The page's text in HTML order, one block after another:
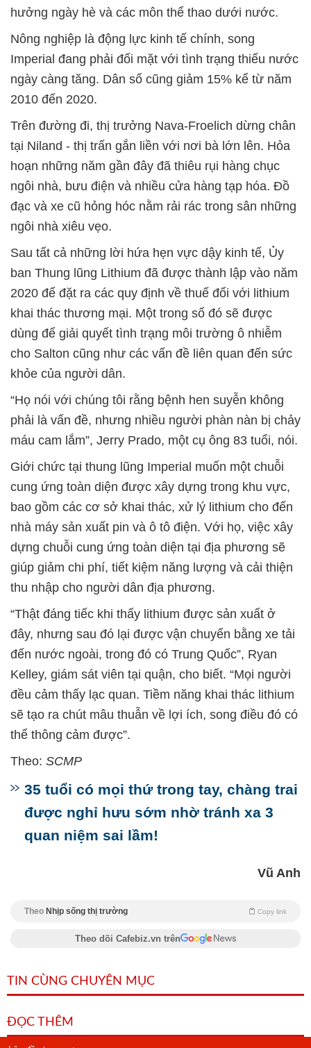
hưởng ngày hè và các môn thể thao dưới nước.
Nông nghiệp là động lực kinh tế chính, song
Imperial đang phải đối mặt với tình trạng thiếu nước
ngày càng tăng. Dân số cũng giảm 15% kể từ năm
2010 đến 2020.
Trên đường đi, thị trưởng Nava-Froelich dừng chân
tại Niland - thị trấn gắn liền với nơi bà lớn lên. Hỏa
hoạn những năm gần đây đã thiêu rụi hàng chục
ngôi nhà, bưu điện và nhiều cửa hàng tạp hóa. Đồ
đạc và xe cũ hỏng hóc nằm rải rác trong sân những
ngôi nhà xiêu vẹo.
Sau tất cả những lời hứa hẹn vực dậy kinh tế, Ủy
ban Thung lũng Lithium đã được thành lập vào năm
2020 để đặt ra các quy định về thuế đối với lithium
khai thác thương mại. Một trong số đó sẽ được
dùng để giải quyết tình trạng môi trường ô nhiễm
cho Salton cũng như các vấn đề liên quan đến sức
khỏe của người dân.
“Họ nói với chúng tôi rằng bệnh hen suyễn không
phải là vấn đề, nhưng nhiều người phàn nàn bị chảy
máu cam lắm”, Jerry Prado, một cụ ông 83 tuổi, nói.
Giới chức tại thung lũng Imperial muốn một chuỗi
cung ứng toàn diện được xây dựng trong khu vực,
bao gồm các cơ sở khai thác, xử lý lithium cho đến
nhà máy sản xuất pin và ô tô điện. Với họ, việc xây
dựng chuỗi cung ứng toàn diện tại địa phương sẽ
giúp giảm chi phí, tiết kiệm năng lượng và cải thiện
thu nhập cho người dân địa phương.
“Thật đáng tiếc khi thấy lithium được sản xuất ở
đây, nhưng sau đó lại được vận chuyển bằng xe tải
đến nước ngoài, trong đó có Trung Quốc”, Ryan
Kelley, giám sát viên tại quận, cho biết. “Mọi người
đều cảm thấy lạc quan. Tiềm năng khai thác lithium
sẽ tạo ra chút mâu thuẫn về lợi ích, song điều đó có
thể thông cảm được”.
Theo: SCMP
35 tuổi có mọi thứ trong tay, chàng trai
được nghỉ hưu sớm nhờ tránh xa 3
quan niệm sai lầm!
Vũ Anh
Theo Nhịp sống thị trường Copy link
Theo dõi Cafebiz.vn trên
TIN CÙNG CHUYÊN MỤC
ĐỌC THÊM